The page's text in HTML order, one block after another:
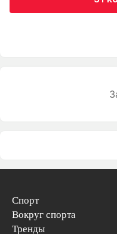
Спорт
Вокруг спорта
Тренды